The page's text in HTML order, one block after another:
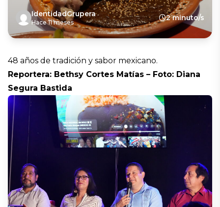
IdentidadGrupera
Hace 11 meses
2 minuto/s
48 años de tradición y sabor mexicano.
Reportera: Bethsy Cortes Matías – Foto: Diana
Segura Bastida